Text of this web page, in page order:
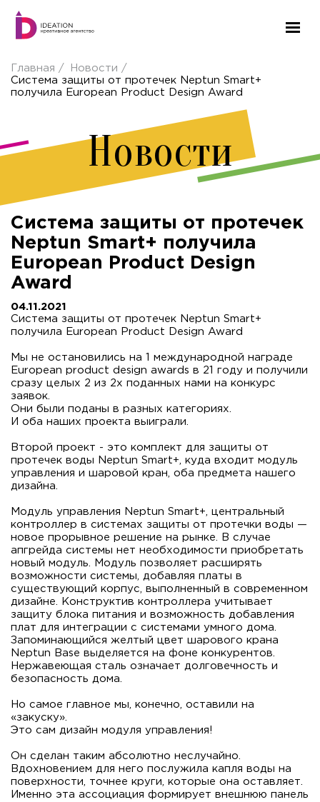
Главная
Новости
Система защиты от протечек Neptun Smart+
получила European Product Design Award
Новости
Система защиты от протечек
Neptun Smart+ получила
European Product Design
Award
04.11.2021
Система защиты от протечек Neptun Smart+
получила European Product Design Award
Мы не остановились на 1 международной награде
European product design awards в 21 году и получили
сразу целых 2 из 2х поданных нами на конкурс
заявок.
Они были поданы в разных категориях.
И оба наших проекта выиграли.
Второй проект - это комплект для защиты от
протечек воды Neptun Smart+, куда входит модуль
управления и шаровой кран, оба предмета нашего
дизайна.
Модуль управления Neptun Smart+, центральный
контроллер в системах защиты от протечки воды —
новое прорывное решение на рынке. В случае
апгрейда системы нет необходимости приобретать
новый модуль. Модуль позволяет расширять
возможности системы, добавляя платы в
существующий корпус, выполненный в современном
дизайне. Конструктив контроллера учитывает
защиту блока питания и возможность добавления
плат для интеграции с системами умного дома.
Запоминающийся желтый цвет шарового крана
Neptun Base выделяется на фоне конкурентов.
Нержавеющая сталь означает долговечность и
безопасность дома.
Но самое главное мы, конечно, оставили на
«закуску».
Это сам дизайн модуля управления!
Он сделан таким абсолютно неслучайно.
Вдохновением для него послужила капля воды на
поверхности, точнее круги, которые она оставляет.
Именно эта ассоциация формирует внешнюю панель